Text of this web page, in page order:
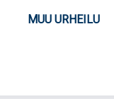
MUU URHEILU